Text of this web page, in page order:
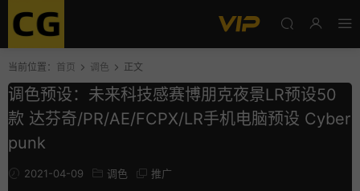
当前位置： 首页 调色 正文
调色预设：未来科技感赛博朋克夜景LR预设50
款 达芬奇/PR/AE/FCPX/LR手机电脑预设 Cyber
punk
2021-04-09 调色 推广